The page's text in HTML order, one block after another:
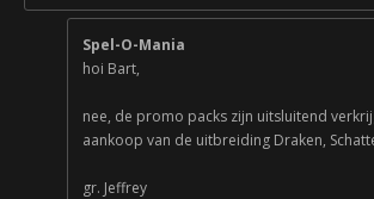
Spel-O-Mania
hoi Bart,
nee, de promo packs zijn uitsluitend
aankoop van de uitbreiding Draken,
gr. Jeffrey